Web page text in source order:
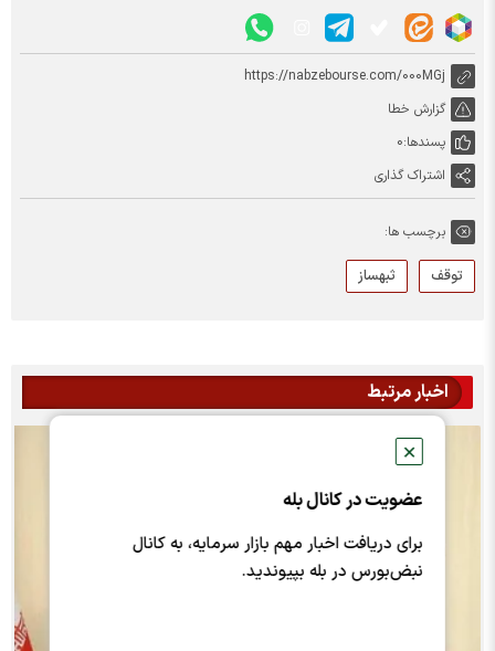
✕
عضویت در کانال بله
برای دریافت اخبار مهم بازار سرمایه، به کانال
نبض‌بورس در بله بپیوندید.
https://nabzebourse.com/000MGj
گزارش خطا
پسندها:0
اشتراک گذاری
برچسب ها:
توقف ثبهساز
اخبار مرتبط